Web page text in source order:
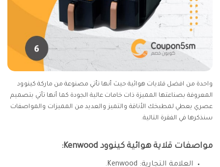
واحدة من افضل قلايات هوائية حيث أنها تأتي مصنوعة من ماركة كينوود
المعروفة بصناعتها المميزة ذات خامات عالية الجودة كما أنها تأتي بتصميم
عصري يعطي لمطبخك الأناقة والتميز والعديد من المميزات والمواصفات
سنذكرها في الفقرة التالية.
مواصفات قلاية هوائية كينوود Kenwood:
العلامة التجارية: ‎Kenwood.